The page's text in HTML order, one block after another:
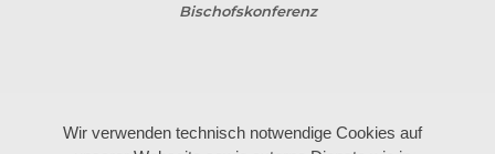
Bischofskonferenz
Wir verwenden technisch notwendige Cookies auf